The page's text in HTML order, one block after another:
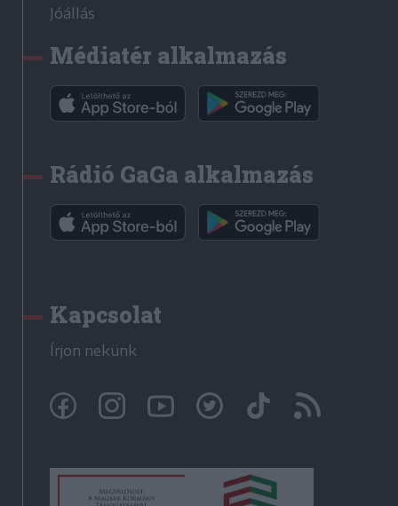
Jóállás
Médiatér alkalmazás
Rádió GaGa alkalmazás
Kapcsolat
Írjon nekünk